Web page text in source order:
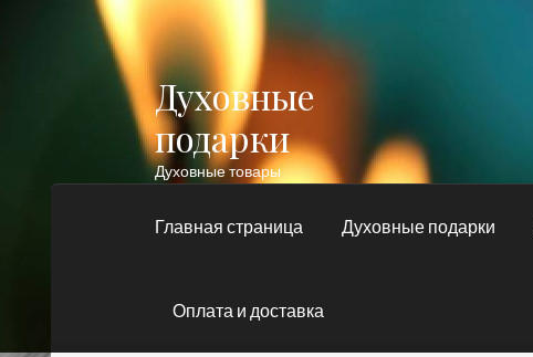
Перейти
к
навигации
Перейти
к
содержимому
Духовные
подарки
Духовные товары
Главная страница Духовные подарки
Оплата и доставка